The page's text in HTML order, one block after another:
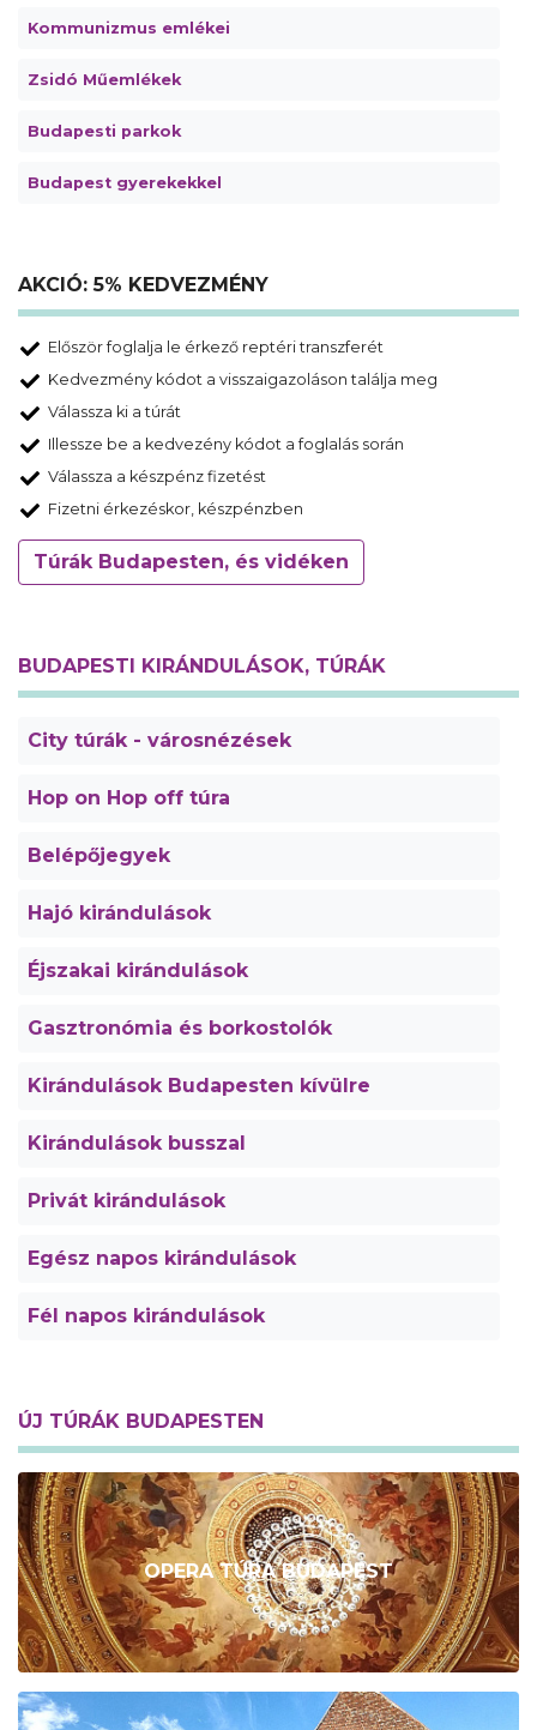
Kommunizmus emlékei
Zsidó Műemlékek
Budapesti parkok
Budapest gyerekekkel
AKCIÓ: 5% KEDVEZMÉNY
Először foglalja le érkező reptéri transzferét
Kedvezmény kódot a visszaigazoláson találja meg
Válassza ki a túrát
Illessze be a kedvezény kódot a foglalás során
Válassza a készpénz fizetést
Fizetni érkezéskor, készpénzben
Túrák Budapesten, és vidéken
BUDAPESTI KIRÁNDULÁSOK, TÚRÁK
City túrák - városnézések
Hop on Hop off túra
Belépőjegyek
Hajó kirándulások
Éjszakai kirándulások
Gasztronómia és borkostolók
Kirándulások Budapesten kívülre
Kirándulások busszal
Privát kirándulások
Egész napos kirándulások
Fél napos kirándulások
ÚJ TÚRÁK BUDAPESTEN
OPERA TÚRA BUDAPEST